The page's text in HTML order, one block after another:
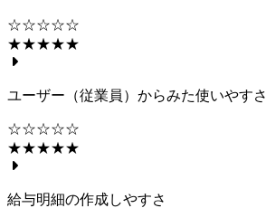
☆☆☆☆☆
★★★★★
ユーザー（従業員）からみた使いやすさ
☆☆☆☆☆
★★★★★
給与明細の作成しやすさ